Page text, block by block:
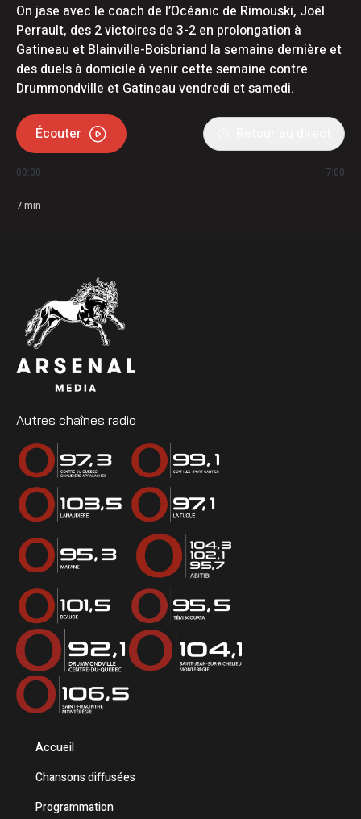
On jase avec le coach de l’Océanic de Rimouski, Joël
Perrault, des 2 victoires de 3-2 en prolongation à
Gatineau et Blainville-Boisbriand la semaine dernière et
des duels à domicile à venir cette semaine contre
Drummondville et Gatineau vendredi et samedi.
Écouter
00:00 7:00
7min
Autres chaînes radio
Accueil
Chansons diffusées
Programmation